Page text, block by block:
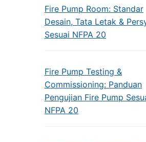
Fire Pump Room: Standar
Desain, Tata Letak &
Sesuai NFPA 20
Fire Pump Testing &
Commissioning: Panduan
Pengujian Fire Pump
NFPA 20